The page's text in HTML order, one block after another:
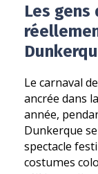
Les
Le carnaval
ancrée dans
année,
Dunkerque
spectacle
costumes